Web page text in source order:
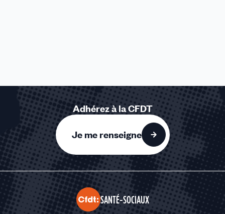
Adhérez à la CFDT
Je me renseigne
SANTÉ-SOCIAUX